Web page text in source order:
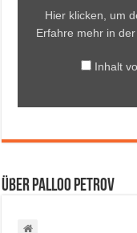
Hier klicken, um
Erfahre mehr in der
Inhalt
Über Palloo Petrov